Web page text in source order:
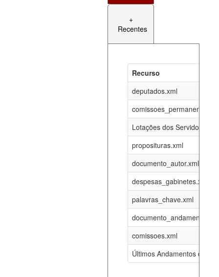
+
Recentes
Recurso
deputados.xml
Lotações dos Servidores
proposituras.xml
documento_autor.xml
despesas_gabinetes.xml
palavras_chave.xml
documento_andamento.xml
comissoes.xml
Últimos Andamentos de
documento_andamento_atual.xml
08-08-
funcionarios_lotacoes.xml
funcionarios_cargos.xml 12-05-
08-08-
documento_andamento.xml 08-08-